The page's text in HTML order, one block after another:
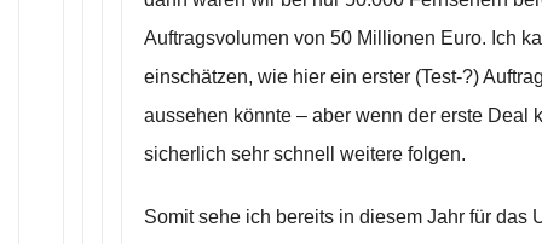
Auftragsvolumen von 50 Millionen Euro. Ich
einschätzen, wie hier ein erster (Test-?)
aussehen könnte – aber wenn der erste Deal
sicherlich sehr schnell weitere folgen.
Somit sehe ich bereits in diesem Jahr für das